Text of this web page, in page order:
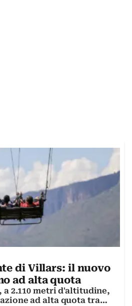
di Villars: il nuovo
ad alta quota
a 2.110 metri d'altitudine,
ad alta quota tra